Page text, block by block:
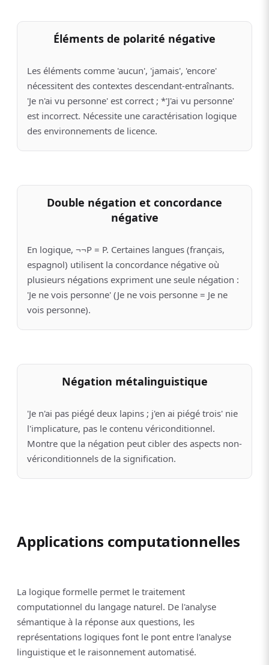
Éléments de polarité négative
Les éléments comme 'aucun', 'jamais', 'encore'
nécessitent des contextes descendant-entraînants.
'Je n'ai vu personne' est correct ; *'J'ai vu personne'
est incorrect. Nécessite une caractérisation logique
des environnements de licence.
Double négation et concordance
négative
En logique, ¬¬P = P. Certaines langues (français,
espagnol) utilisent la concordance négative où
plusieurs négations expriment une seule négation :
'Je ne vois personne' (Je ne vois personne = Je ne
vois personne).
Négation métalinguistique
'Je n'ai pas piégé deux lapins ; j'en ai piégé trois' nie
l'implicature, pas le contenu vériconditionnel.
Montre que la négation peut cibler des aspects non-
vériconditionnels de la signification.
Applications computationnelles
La logique formelle permet le traitement
computationnel du langage naturel. De l'analyse
sémantique à la réponse aux questions, les
représentations logiques font le pont entre l'analyse
linguistique et le raisonnement automatisé.